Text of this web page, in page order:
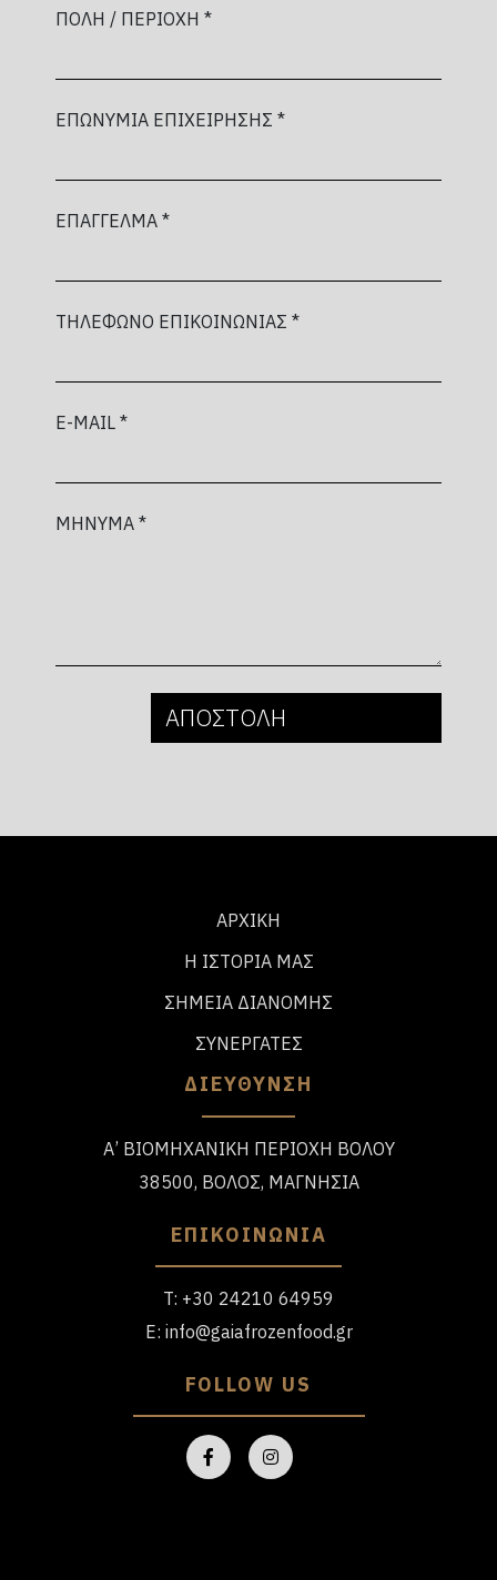
ΠΟΛΗ / ΠΕΡΙΟΧΗ *
ΕΠΩΝΥΜΙΑ ΕΠΙΧΕΙΡΗΣΗΣ *
ΕΠΑΓΓΕΛΜΑ *
ΤΗΛΕΦΩΝΟ ΕΠΙΚΟΙΝΩΝΙΑΣ *
E-MAIL *
ΜΗΝΥΜΑ *
ΑΡΧΙΚΗ
Η ΙΣΤΟΡΙΑ ΜΑΣ
ΣΗΜΕΙΑ ΔΙΑΝΟΜΗΣ
ΣΥΝΕΡΓΑΤΕΣ
ΔΙΕΥΘΥΝΣΗ
Α’ ΒΙΟΜΗΧΑΝΙΚΗ ΠΕΡΙΟΧΗ ΒΟΛΟΥ
38500, ΒΟΛΟΣ, ΜΑΓΝΗΣΙΑ
ΕΠΙΚΟΙΝΩΝΙΑ
T: +30 24210 64959
E: info@gaiafrozenfood.gr
FOLLOW US